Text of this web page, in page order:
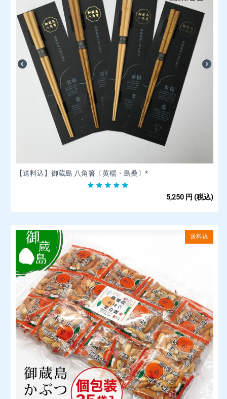
【送料込】御蔵島 八角箸〔黄楊・島桑〕*
5,250 円 (税込)
送料込